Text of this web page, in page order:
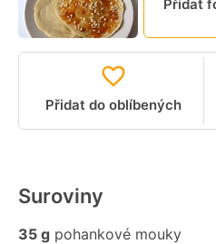
Přidat
Přidat do oblíbených
Suroviny
35 g pohankové mouky